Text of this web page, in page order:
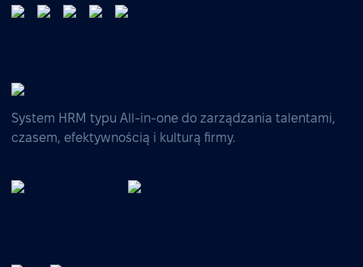
System HRM typu All-in-one do zarządzania talentami,
czasem, efektywnością i kulturą firmy.